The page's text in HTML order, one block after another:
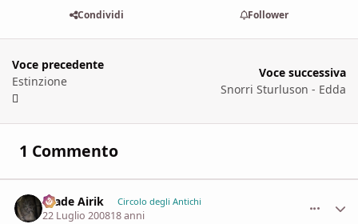
Condividi Follower
Voce precedente
Estinzione
Voce successiva
Snorri Sturluson - Edda
1 Commento
Hiade Airik Circolo degli Antichi
22 Luglio 200818 anni